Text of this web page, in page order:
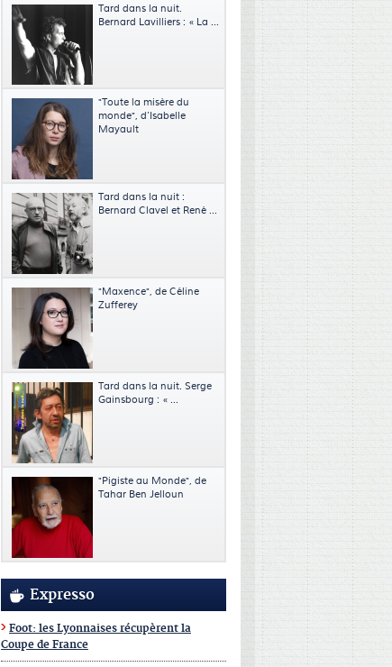
Tard dans la nuit.
Bernard Lavilliers : « La ...
"Toute la misère du
monde", d’Isabelle
Mayault
Tard dans la nuit :
Bernard Clavel et René ...
"Maxence", de Céline
Zufferey
Tard dans la nuit. Serge
Gainsbourg : « ...
"Pigiste au Monde", de
Tahar Ben Jelloun
Expresso
Foot: les Lyonnaises récupèrent la
Coupe de France